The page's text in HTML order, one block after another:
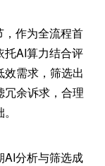
作为全流程首
托AI算力结合评
需求，筛选出
余诉求，合理
AI分析与筛选成